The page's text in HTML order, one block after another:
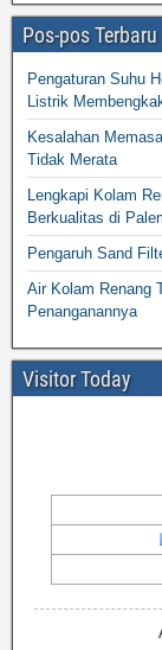
Pos-pos Terbaru
Pengaturan Suhu
Listrik
Kesalahan
Tidak Merata
Lengkapi Kolam
Berkualitas di
Pengaruh Sand
Air Kolam Renang
Penanganannya
Visitor Today